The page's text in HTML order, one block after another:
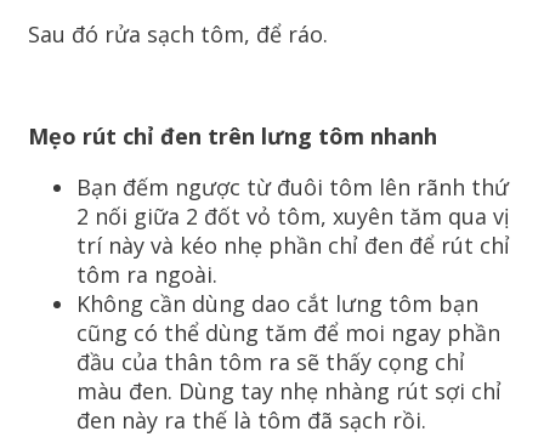
Sau đó rửa sạch tôm, để ráo.
Mẹo rút chỉ đen trên lưng tôm nhanh
Bạn đếm ngược từ đuôi tôm lên rãnh thứ
2 nối giữa 2 đốt vỏ tôm, xuyên tăm qua vị
trí này và kéo nhẹ phần chỉ đen để rút chỉ
tôm ra ngoài.
Không cần dùng dao cắt lưng tôm bạn
cũng có thể dùng tăm để moi ngay phần
đầu của thân tôm ra sẽ thấy cọng chỉ
màu đen. Dùng tay nhẹ nhàng rút sợi chỉ
đen này ra thế là tôm đã sạch rồi.